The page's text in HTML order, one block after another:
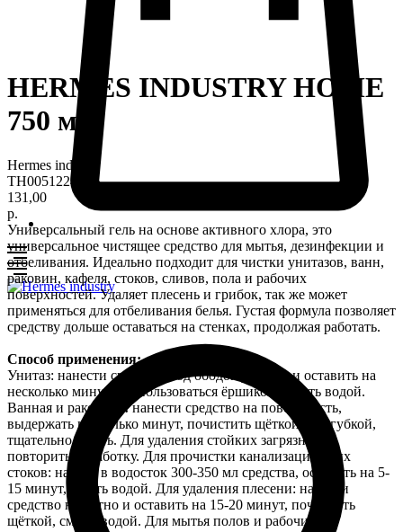
HERMES INDUSTRY HOME
750 мл
Hermes industry
TH0051224
131,00
р.
Универсальный гель на основе активного хлора, это
универсальное чистящее средство для мытья, дезинфекции и
отбеливания. Идеально подходит для чистки унитазов, ванн,
раковин, кафеля, стоков, сливов, пола и рабочих
поверхностей. Удаляет плесень и грибок, так же может
применяться для отбеливания белья. Густая формула позволяет
средству дольше оставаться на стенках, продолжая работать.
Способ применения:
Унитаз: нанести средство под ободок унитаза и оставить на
несколько минут, воспользоваться ёршиком, смыть водой.
Ванная и раковина
:нанести средство на поверхность,
выдержать несколько минут, почистить щёткой или губкой,
тщательно смыть. Для удаления стойких загрязнений
повторить обработку. Для прочистки канализационных
стоков: налить в водосток 300-350 мл средства, оставить на 5-
15 минут, смыть водой. Для удаления плесени: нанести
средство на пятно и оставить на 15-20 минут, почистить
щёткой, смыть водой. Для мытья полов и рабочих